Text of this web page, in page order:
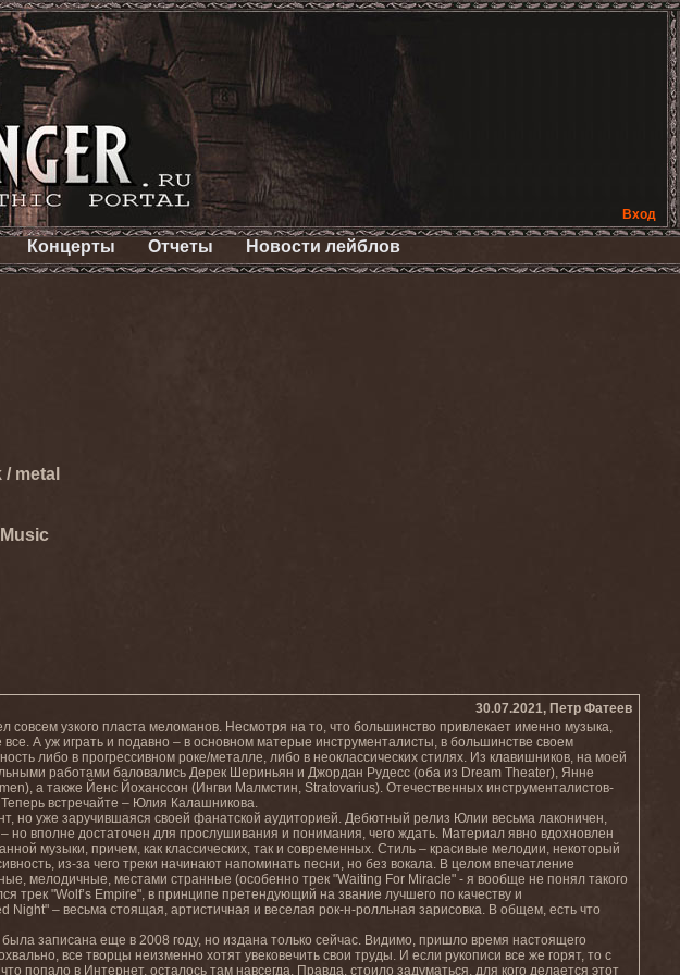
Вход
Концерты Отчеты Новости лейблов
metal
30.07.2021, Петр Фатеев
совсем узкого пласта меломанов. Несмотря на то, что большинство привлекает именно музыка,
все. А уж играть и подавно – в основном матерые инструменталисты, в большинстве своем
либо в прогрессивном роке/металле, либо в неоклассических стилях. Из клавишников, на моей
работами баловались Дерек Шериньян и Джордан Рудесс (оба из Dream Theater), Янне
а также Йенс Йоханссон (Ингви Малмстин, Stratovarius). Отечественных инструменталистов-
встречайте – Юлия Калашникова.
но уже заручившаяся своей фанатской аудиторией. Дебютный релиз Юлии весьма лаконичен,
но вполне достаточен для прослушивания и понимания, чего ждать. Материал явно вдохновлен
музыки, причем, как классических, так и современных. Стиль – красивые мелодии, некоторый
из-за чего треки начинают напоминать песни, но без вокала. В целом впечатление
мелодичные, местами странные (особенно трек "Waiting For Miracle" - я вообще не понял такого
трек "Wolf’s Empire", в принципе претендующий на звание лучшего по качеству и
Night" – весьма стоящая, артистичная и веселая рок-н-ролльная зарисовка. В общем, есть что
записана еще в 2008 году, но издана только сейчас. Видимо, пришло время настоящего
все творцы неизменно хотят увековечить свои труды. И если рукописи все же горят, то с
попало в Интернет, осталось там навсегда. Правда, стоило задуматься, для кого делается этот